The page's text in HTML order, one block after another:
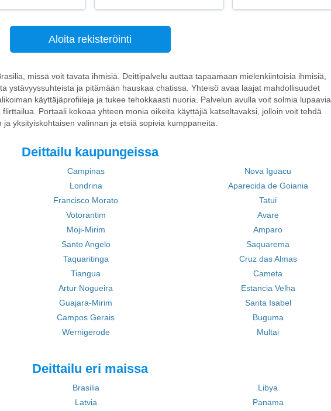
Aloita rekisteröinti
missä voit tavata ihmisiä. Deittipalvelu auttaa tapaamaan mielenkiintoisia ihmisiä,
ystävyyssuhteista ja pitämään hauskaa chatissa. Yhteisö avaa laajat mahdollisuudet
käyttäjäprofiileja ja tukee tehokkaasti nuoria. Palvelun avulla voit solmia lupaavia
Portaali kokoaa yhteen monia oikeita käyttäjiä katseltavaksi, jolloin voit tehdä
ja yksityiskohtaisen valinnan ja etsiä sopivia kumppaneita.
Deittailu kaupungeissa
Campinas
Nova Iguacu
Londrina
Aparecida de Goiania
Francisco Morato
Tatui
Votorantim
Avare
Moji-Mirim
Amparo
Santo Angelo
Saquarema
Taquaritinga
Cruz das Almas
Tiangua
Cameta
Artur Nogueira
Estancia Velha
Guajara-Mirim
Santa Isabel
Campos Gerais
Buguma
Wernigerode Multai
Deittailu eri maissa
Brasilia
Libya
Latvia Panama